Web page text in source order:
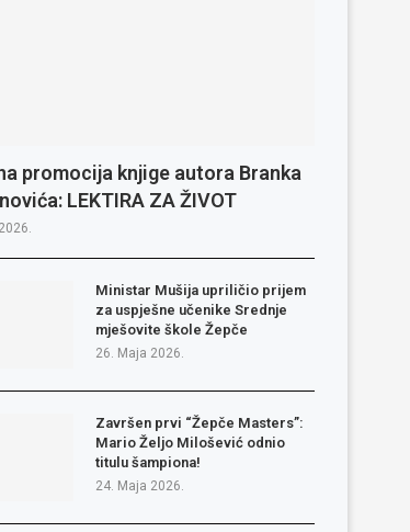
promocija knjige autora Branka
LEKTIRA ZA ŽIVOT
Ministar Mušija upriličio prijem
za uspješne učenike Srednje
mješovite škole Žepče
26. Maja 2026.
Završen prvi “Žepče Masters”:
Mario Željo Milošević odnio
titulu šampiona!
24. Maja 2026.